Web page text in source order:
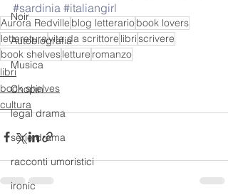
Noir
Autobiografia
Musica
Chopin
legal drama
serie drama
racconti umoristici
ironic
#sardinia #italiangirl
Aurora Redville blog letterariobook lovers
letteraturavita da scrittore libriscrivere
book shelvesletture romanzo
libri
book shelves
cultura